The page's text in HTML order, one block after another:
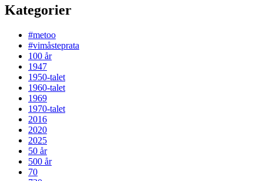
Kategorier
#metoo
#vimåsteprata
100 år
1947
1950-talet
1960-talet
1969
1970-talet
2016
2020
2025
50 år
500 år
70